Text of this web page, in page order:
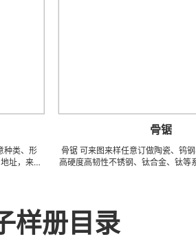
骨锯 可来图来样任意订做陶瓷、钨钢、钻石、
高硬度高韧性不锈钢、钛合金、钛等系列 CNC
有完美的刃口品质和高可至士 0.0005mm( ±
尺寸公差，实现高效率、低成本的应用。
样册目录